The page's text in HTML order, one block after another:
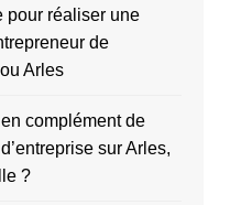
pour réaliser une
de
Arles
complément de
sur Arles,
?